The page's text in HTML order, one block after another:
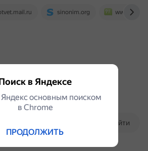
sinonim.org
Войти
в Яндексе
основным поиском
в Сhrome
ПРОДОЛЖИТЬ